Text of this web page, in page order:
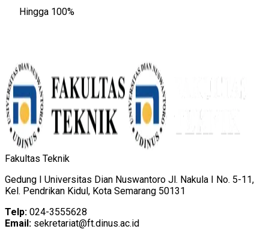
Hingga 100%
Fakultas Teknik
Gedung I Universitas Dian Nuswantoro Jl. Nakula I No. 5-11,
Kel. Pendrikan Kidul, Kota Semarang 50131
Telp: 024-3555628
Email: sekretariat@ft.dinus.ac.id